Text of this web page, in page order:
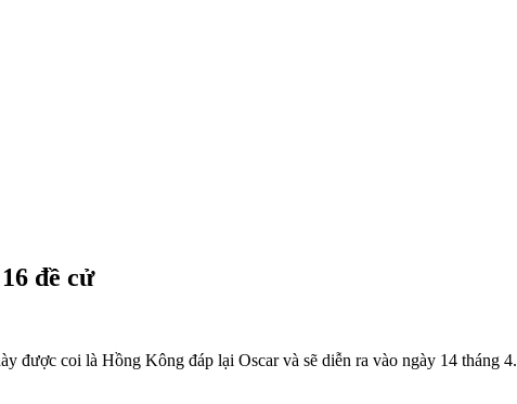
đề cử
coi là Hồng Kông đáp lại Oscar và sẽ diễn ra vào ngày 14 tháng 4.